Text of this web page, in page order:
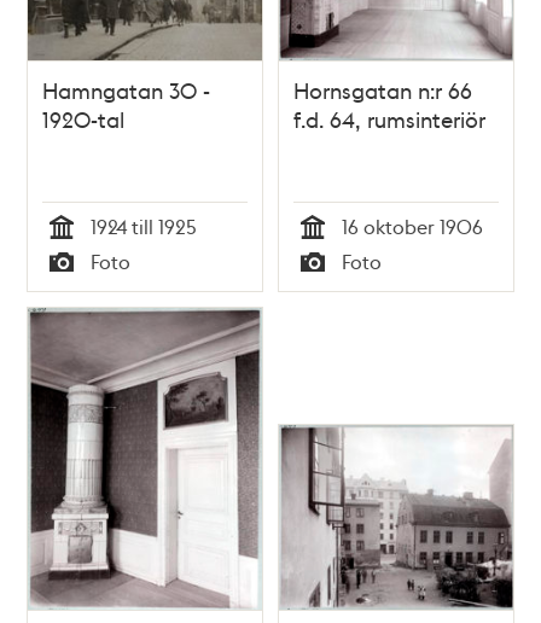
Hamngatan 30 -
1920-tal
Tid
1924 till 1925
Typ
Foto
Hornsgatan n:r 66
f.d. 64, rumsinteriör
Tid
16 oktober 1906
Typ
Foto